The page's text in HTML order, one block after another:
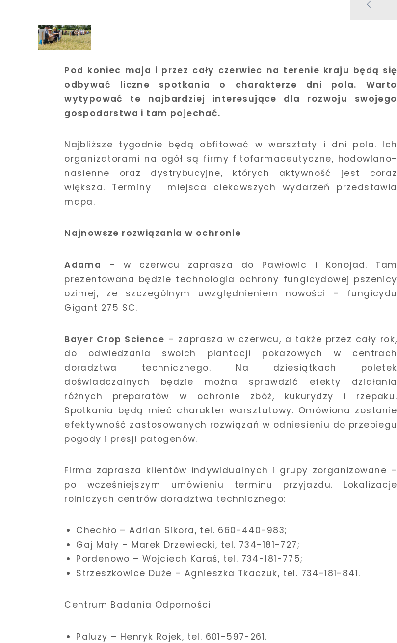
Pod koniec maja i przez cały czerwiec na terenie kraju będą się
odbywać liczne spotkania o charakterze dni pola. Warto
wytypować te najbardziej interesujące dla rozwoju swojego
gospodarstwa i tam pojechać.
Najbliższe tygodnie będą obfitować w warsztaty i dni pola. Ich
organizatorami na ogół są firmy fitofarmaceutyczne, hodowlano-
nasienne oraz dystrybucyjne, których aktywność jest coraz
większa. Terminy i miejsca ciekawszych wydarzeń przedstawia
mapa.
Najnowsze rozwiązania w ochronie
Adama – w czerwcu zaprasza do Pawłowic i Konojad. Tam
prezentowana będzie technologia ochrony fungicydowej pszenicy
ozimej, ze szczególnym uwzględnieniem nowości – fungicydu
Gigant 275 SC.
Bayer Crop Science – zaprasza w czerwcu, a także przez cały rok,
do odwiedzania swoich plantacji pokazowych w centrach
doradztwa technicznego. Na dziesiątkach poletek
doświadczalnych będzie można sprawdzić efekty działania
różnych preparatów w ochronie zbóż, kukurydzy i rzepaku.
Spotkania będą mieć charakter warsztatowy. Omówiona zostanie
efektywność zastosowanych rozwiązań w odniesieniu do przebiegu
pogody i presji patogenów.
Firma zaprasza klientów indywidualnych i grupy zorganizowane –
po wcześniejszym umówieniu terminu przyjazdu. Lokalizacje
rolniczych centrów doradztwa technicznego:
Chechło – Adrian Sikora, tel. 660-440-983;
Gaj Mały – Marek Drzewiecki, tel. 734-181-727;
Pordenowo – Wojciech Karaś, tel. 734-181-775;
Strzeszkowice Duże – Agnieszka Tkaczuk, tel. 734-181-841.
Centrum Badania Odporności:
Paluzy – Henryk Rojek, tel. 601-597-261.